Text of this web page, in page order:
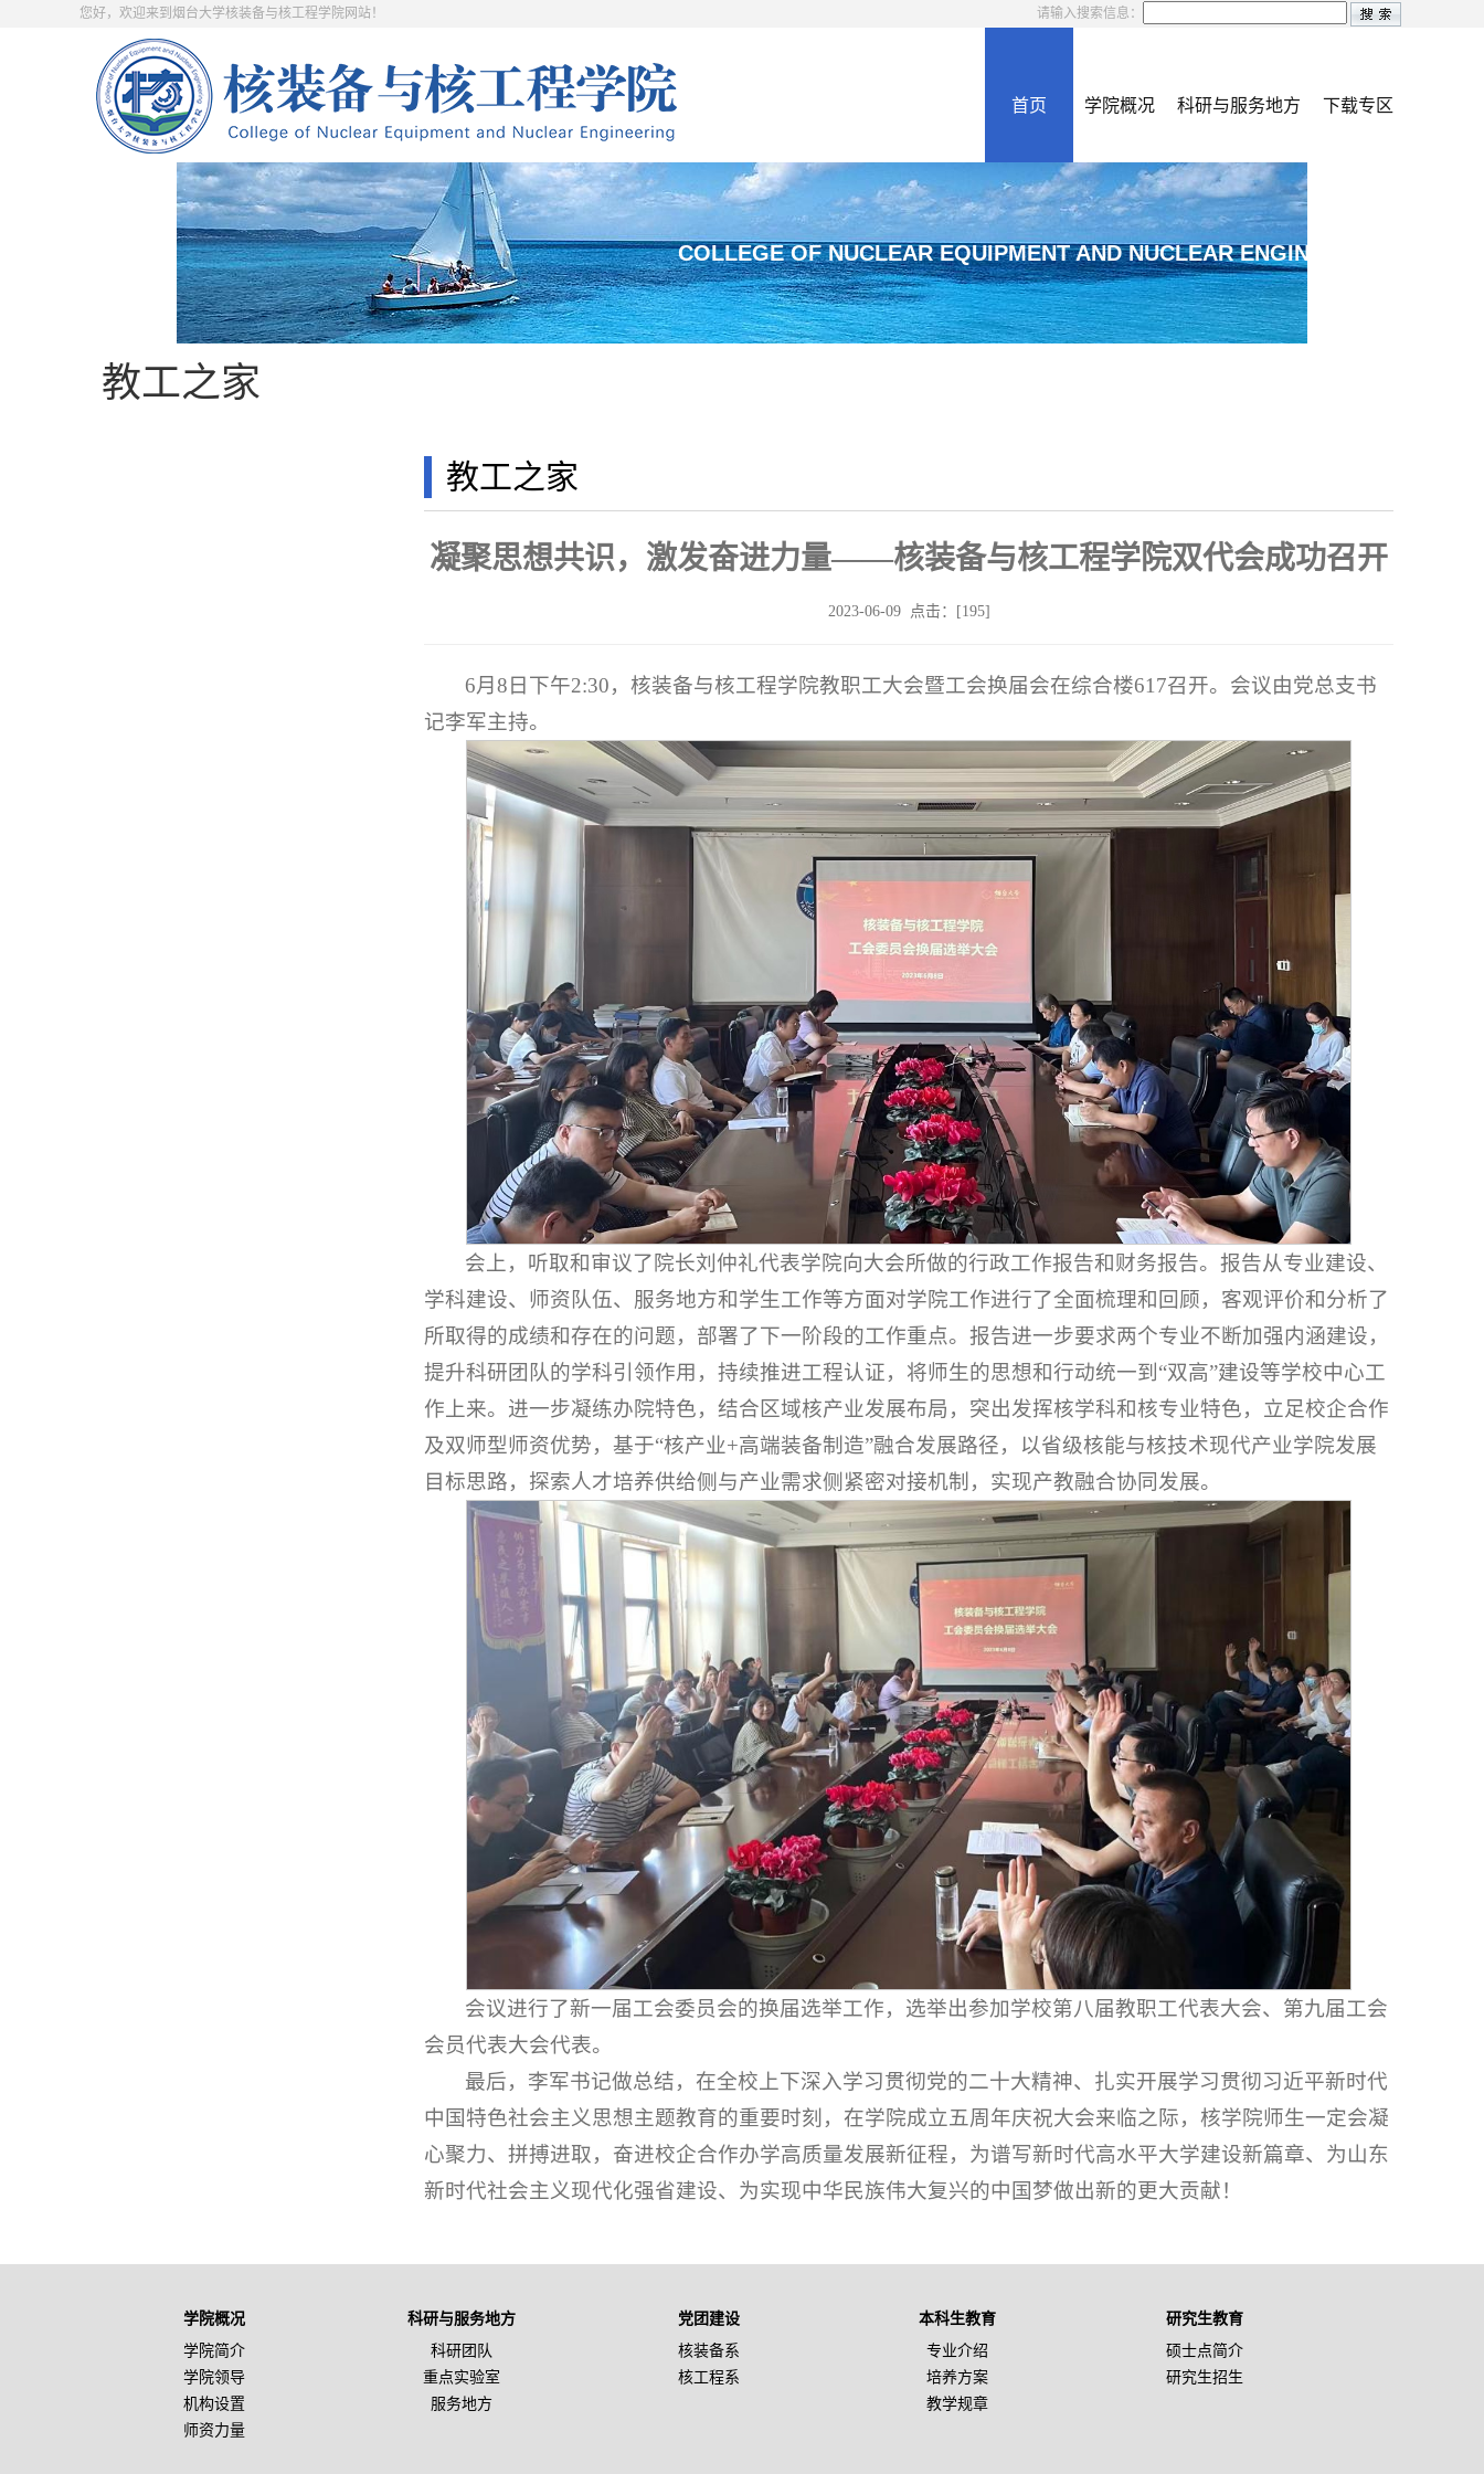
您好，欢迎来到烟台大学核装备与核工程学院网站！ 请输入搜索信息：
首页 学院概况 科研与服务地方 下载专区
COLLEGE OF NUCLEAR EQUIPMENT AND NUCLEAR ENGINEERING
教工之家
教工之家
凝聚思想共识，激发奋进力量——核装备与核工程学院双代会成功召开
2023-06-09 点击：[195]
6月8日下午2:30，核装备与核工程学院教职工大会暨工会换届会在综合楼617召开。会议由党总支书
记李军主持。
会上，听取和审议了院长刘仲礼代表学院向大会所做的行政工作报告和财务报告。报告从专业建设、
学科建设、师资队伍、服务地方和学生工作等方面对学院工作进行了全面梳理和回顾，客观评价和分析了
所取得的成绩和存在的问题，部署了下一阶段的工作重点。报告进一步要求两个专业不断加强内涵建设，
提升科研团队的学科引领作用，持续推进工程认证，将师生的思想和行动统一到“双高”建设等学校中心工
作上来。进一步凝练办院特色，结合区域核产业发展布局，突出发挥核学科和核专业特色，立足校企合作
及双师型师资优势，基于“核产业+高端装备制造”融合发展路径，以省级核能与核技术现代产业学院发展
目标思路，探索人才培养供给侧与产业需求侧紧密对接机制，实现产教融合协同发展。
会议进行了新一届工会委员会的换届选举工作，选举出参加学校第八届教职工代表大会、第九届工会
会员代表大会代表。
最后，李军书记做总结，在全校上下深入学习贯彻党的二十大精神、扎实开展学习贯彻习近平新时代
中国特色社会主义思想主题教育的重要时刻，在学院成立五周年庆祝大会来临之际，核学院师生一定会凝
心聚力、拼搏进取，奋进校企合作办学高质量发展新征程，为谱写新时代高水平大学建设新篇章、为山东
新时代社会主义现代化强省建设、为实现中华民族伟大复兴的中国梦做出新的更大贡献！
学院概况
学院简介
学院领导
机构设置
师资力量
科研与服务地方
科研团队
重点实验室
服务地方
党团建设
核装备系
核工程系
本科生教育
专业介绍
培养方案
教学规章
研究生教育
硕士点简介
研究生招生